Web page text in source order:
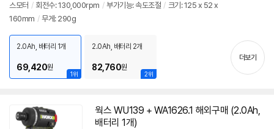
스모터 / 회전수: 130,000rpm / 부가기능: 속도조절 / 크기: 125 x 52 x
160mm / 무게: 290g
기
1위
2.0Ah, 배터리 1개
69,420원
2위
2.0Ah, 배터리 2개
82,760원
더보기
웍스 WU139 + WA1626.1 해외구매 (2.0Ah,
배터리 1개)